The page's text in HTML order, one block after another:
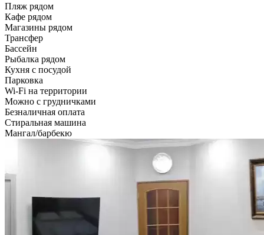
Пляж рядом
Кафе рядом
Магазины рядом
Трансфер
Бассейн
Рыбалка рядом
Кухня с посудой
Парковка
Wi-Fi на территории
Можно с грудничками
Безналичная оплата
Стиральная машина
Мангал/барбекю